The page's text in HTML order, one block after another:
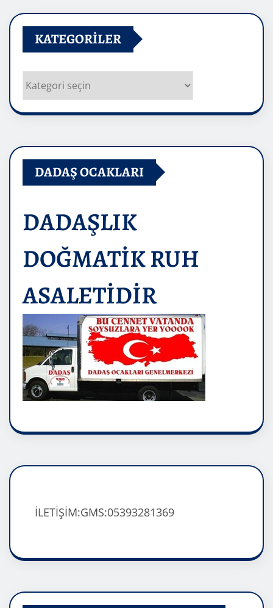
KATEGORILER
Kategoriler
DADAŞ OCAKLARI
DADAŞLIK
DOĞMATİK RUH
ASALETİDİR
İLETİŞİM:GMS:05393281369